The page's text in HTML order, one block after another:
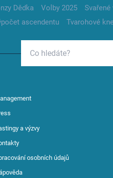
Dědka Volby 2025 Svařené
ascendentu
Tvarohové
a výzvy
osobních údajů